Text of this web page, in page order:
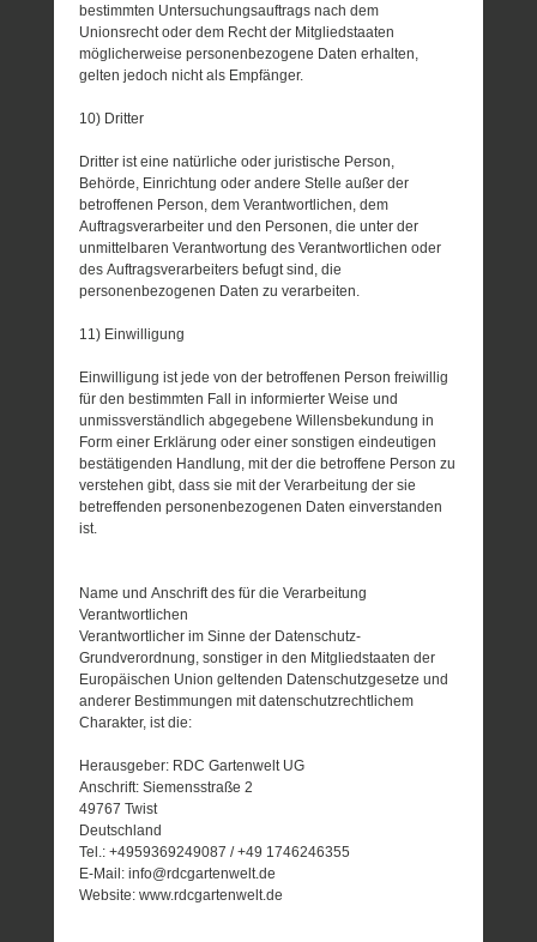
bestimmten Untersuchungsauftrags nach dem
Unionsrecht oder dem Recht der Mitgliedstaaten
möglicherweise personenbezogene Daten erhalten,
gelten jedoch nicht als Empfänger.
10) Dritter
Dritter ist eine natürliche oder juristische Person,
Behörde, Einrichtung oder andere Stelle außer der
betroffenen Person, dem Verantwortlichen, dem
Auftragsverarbeiter und den Personen, die unter der
unmittelbaren Verantwortung des Verantwortlichen oder
des Auftragsverarbeiters befugt sind, die
personenbezogenen Daten zu verarbeiten.
11) Einwilligung
Einwilligung ist jede von der betroffenen Person freiwillig
für den bestimmten Fall in informierter Weise und
unmissverständlich abgegebene Willensbekundung in
Form einer Erklärung oder einer sonstigen eindeutigen
bestätigenden Handlung, mit der die betroffene Person zu
verstehen gibt, dass sie mit der Verarbeitung der sie
betreffenden personenbezogenen Daten einverstanden
ist.
Name und Anschrift des für die Verarbeitung
Verantwortlichen
Verantwortlicher im Sinne der Datenschutz-
Grundverordnung, sonstiger in den Mitgliedstaaten der
Europäischen Union geltenden Datenschutzgesetze und
anderer Bestimmungen mit datenschutzrechtlichem
Charakter, ist die:
Herausgeber: RDC Gartenwelt UG
Anschrift: Siemensstraße 2
49767 Twist
Deutschland
Tel.: +4959369249087 / +49 1746246355
E-Mail: info@rdcgartenwelt.de
Website: www.rdcgartenwelt.de